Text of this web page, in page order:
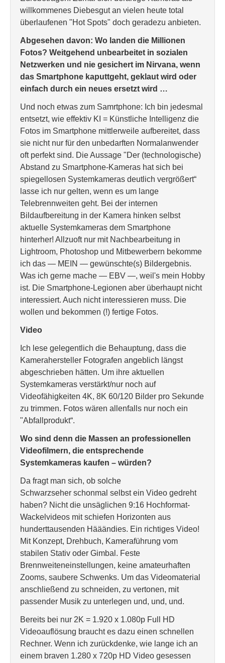
willkommenes Diebesgut an vielen heute total
überlaufenen "Hot Spots" doch geradezu anbieten.
Abgesehen davon: Wo landen die Millionen
Fotos? Weitgehend unbearbeitet in sozialen
Netzwerken und nie gesichert im Nirvana, wenn
das Smartphone kaputtgeht, geklaut wird oder
einfach durch ein neues ersetzt wird …
Und noch etwas zum Samrtphone: Ich bin jedesmal
entsetzt, wie effektiv KI = Künstliche Intelligenz die
Fotos im Smartphone mittlerweile aufbereitet, dass
sie nicht nur für den unbedarften Normalanwender
oft perfekt sind. Die Aussage "Der (technologische)
Abstand zu Smartphone-Kameras hat sich bei
spiegellosen Systemkameras deutlich vergrößert“
lasse ich nur gelten, wenn es um lange
Telebrennweiten geht. Bei der internen
Bildaufbereitung in der Kamera hinken selbst
aktuelle Systemkameras dem Smartphone
hinterher! Allzuoft nur mit Nachbearbeitung in
Lightroom, Photoshop und Mitbewerbern bekomme
ich das — MEIN — gewünschte(s) Bildergebnis.
Was ich gerne mache — EBV —, weil's mein Hobby
ist. Die Smartphone-Legionen aber überhaupt nicht
interessiert. Auch nicht interessieren muss. Die
wollen und bekommen (!) fertige Fotos.
Video
Ich lese gelegentlich die Behauptung, dass die
Kamerahersteller Fotografen angeblich längst
abgeschrieben hätten. Um ihre aktuellen
Systemkameras verstärkt/nur noch auf
Videofähigkeiten 4K, 8K 60/120 Bilder pro Sekunde
zu trimmen. Fotos wären allenfalls nur noch ein
"Abfallprodukt“.
Wo sind denn die Massen an professionellen
Videofilmern, die entsprechende
Systemkameras kaufen – würden?
Da fragt man sich, ob solche
Schwarzseher schonmal selbst ein Video gedreht
haben? Nicht die unsäglichen 9:16 Hochformat-
Wackelvideos mit schiefen Horizonten aus
hunderttausenden Hääändies. Ein richtiges Video!
Mit Konzept, Drehbuch, Kameraführung vom
stabilen Stativ oder Gimbal. Feste
Brennweiteneinstellungen, keine amateurhaften
Zooms, saubere Schwenks. Um das Videomaterial
anschließend zu schneiden, zu vertonen, mit
passender Musik zu unterlegen und, und, und.
Bereits bei nur 2K = 1.920 x 1.080p Full HD
Videoauflösung braucht es dazu einen schnellen
Rechner. Wenn ich zurückdenke, wie lange ich an
einem braven 1.280 x 720p HD Video gesessen